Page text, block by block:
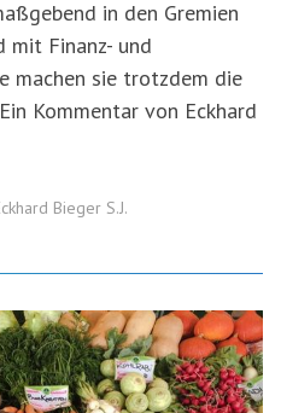
in den Gremien
mit Finanz- und
machen sie trotzdem die
Kommentar von Eckhard
Bieger S.J.